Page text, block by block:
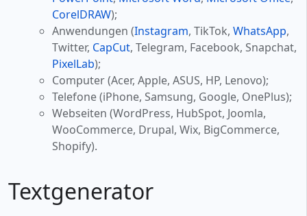
CorelDRAW);
Anwendungen (Instagram, TikTok, WhatsApp,
Twitter, CapCut, Telegram, Facebook, Snapchat,
PixelLab);
Computer (Acer, Apple, ASUS, HP, Lenovo);
Telefone (iPhone, Samsung, Google, OnePlus);
Webseiten (WordPress, HubSpot, Joomla,
WooCommerce, Drupal, Wix, BigCommerce,
Shopify).
Textgenerator